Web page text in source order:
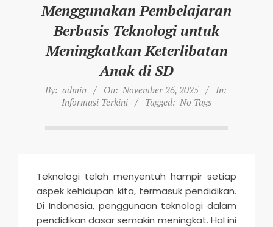
Menggunakan Pembelajaran
Berbasis Teknologi untuk
Meningkatkan Keterlibatan
Anak di SD
By: admin On: November 26, 2025
In:
Informasi Terkini
Tagged: No Tags
Teknologi telah menyentuh hampir setiap
aspek kehidupan kita, termasuk pendidikan.
Di Indonesia, penggunaan teknologi dalam
pendidikan dasar semakin meningkat. Hal ini